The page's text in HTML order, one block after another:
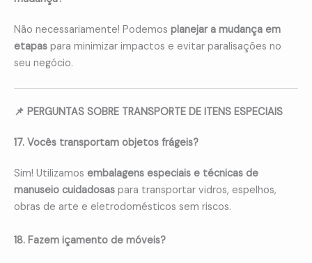
Não necessariamente! Podemos planejar a mudança em
etapas para minimizar impactos e evitar paralisações no
seu negócio.
📌 PERGUNTAS SOBRE TRANSPORTE DE ITENS ESPECIAIS
17. Vocês transportam objetos frágeis?
Sim! Utilizamos embalagens especiais e técnicas de
manuseio cuidadosas para transportar vidros, espelhos,
obras de arte e eletrodomésticos sem riscos.
18. Fazem içamento de móveis?